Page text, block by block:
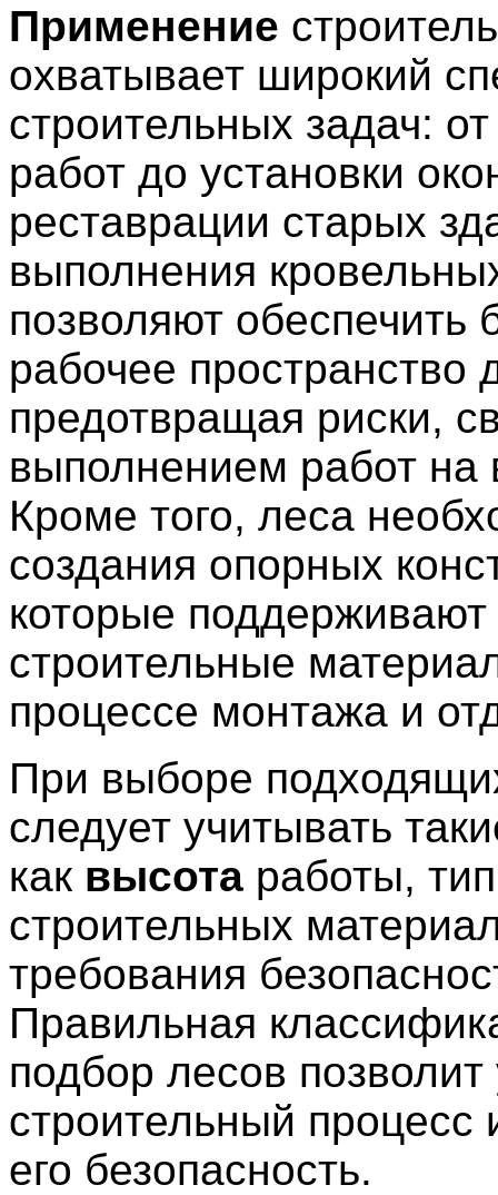
Применение
охватывает широкий
строительных задач:
работ до установки
реставрации старых
выполнения
позволяют обеспечить
рабочее пространство
предотвращая риски,
выполнением работ на
Кроме того, леса
создания опорных
которые поддерживают
строительные
процессе монтажа и
При выборе
следует учитывать
как высота работы, тип
строительных
требования
Правильная
подбор лесов позволит
строительный процесс
его безопасность.